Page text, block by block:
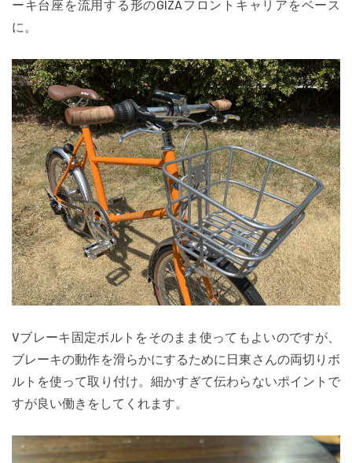
ーキ台座を流用する形のGIZAフロントキャリアをベース
に。
Vブレーキ固定ボルトをそのまま使ってもよいのですが、
ブレーキの動作を滑らかにするために日東さんの両切りボ
ルトを使って取り付け。細かすぎて伝わらないポイントで
すが良い働きをしてくれます。